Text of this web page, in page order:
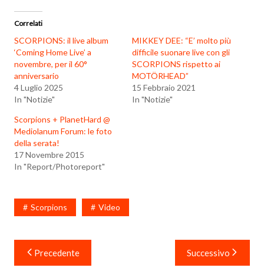
Correlati
SCORPIONS: il live album
‘Coming Home Live’ a
novembre, per il 60°
anniversario
4 Luglio 2025
In "Notizie"
MIKKEY DEE: “E’ molto più
difficile suonare live con gli
SCORPIONS rispetto ai
MOTÖRHEAD”
15 Febbraio 2021
In "Notizie"
Scorpions + PlanetHard @
Mediolanum Forum: le foto
della serata!
17 Novembre 2015
In "Report/Photoreport"
Scorpions Video
Navigazione
articoli
Precedente Successivo